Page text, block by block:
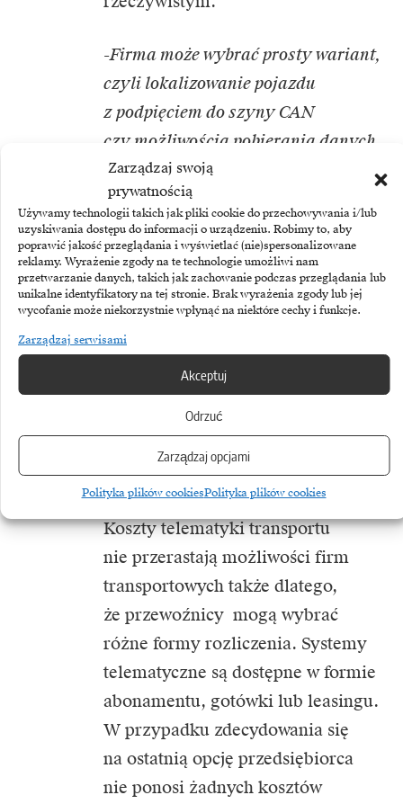
Zarządzaj swoją
prywatnością
Używamy technologii takich jak pliki cookie do przechowywania i/lub
uzyskiwania dostępu do informacji o urządzeniu. Robimy to, aby
poprawić jakość przeglądania i wyświetlać (nie)spersonalizowane
reklamy. Wyrażenie zgody na te technologie umożliwi nam
przetwarzanie danych, takich jak zachowanie podczas przeglądania lub
unikalne identyfikatory na tej stronie. Brak wyrażenia zgody lub jej
wycofanie może niekorzystnie wpłynąć na niektóre cechy i funkcje.
Zarządzaj serwisami
Akceptuj
Odrzuć
Zarządzaj opcjami
Polityka plików cookiesPolityka plików cookies
-Firma może wybrać prosty wariant,
czyli lokalizowanie pojazdu
z podpięciem do szyny CAN
czy możliwością pobierania danych
z tachografu. Istnieją również inne
opcje np. w postaci telematyki wraz
z komputerem pokładowym, takim
jak GBox Assist, który umożliwia
komunikację z kierowcą, wysyłanie
zleceń czy kontrolę tras–
komentuje Czyż
że przewoźnicy do swoich zakupów
dołączają także często mobilny
Ile kosztuje telematyka?
Koszty telematyki transportu
nie przerastają możliwości firm
transportowych także dlatego,
że przewoźnicy mogą wybrać
różne formy rozliczenia. Systemy
telematyczne są dostępne w formie
abonamentu, gotówki lub leasingu.
W przypadku zdecydowania się
na ostatnią opcję przedsiębiorca
nie ponosi żadnych kosztów